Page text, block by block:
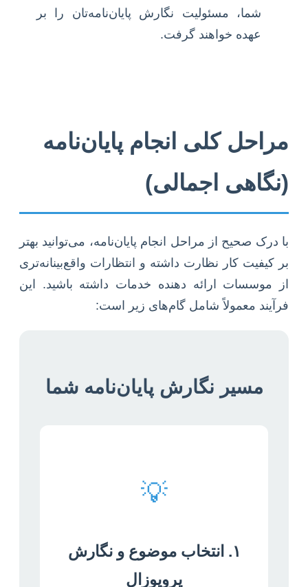
شما، مسئولیت نگارش پایان‌نامه‌تان را بر
عهده خواهند گرفت.
مراحل کلی انجام پایان‌نامه
(نگاهی اجمالی)
با درک صحیح از مراحل انجام پایان‌نامه، می‌توانید بهتر
بر کیفیت کار نظارت داشته و انتظارات واقع‌بینانه‌تری
از موسسات ارائه دهنده خدمات داشته باشید. این
فرآیند معمولاً شامل گام‌های زیر است:
مسیر نگارش پایان‌نامه شما
💡
۱. انتخاب موضوع و نگارش
پروپوزال